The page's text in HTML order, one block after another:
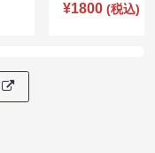
¥1800 (税込)